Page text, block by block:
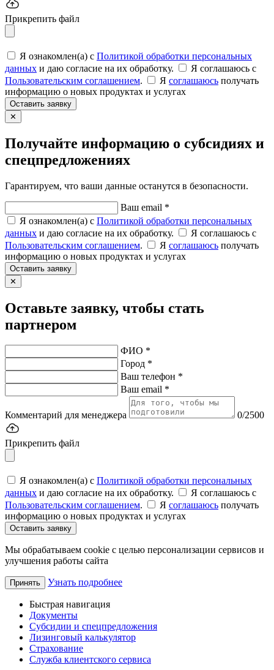
Прикрепить файл
Я ознакомлен(а) с Политикой обработки персональных
данных и даю согласие на их обработку.
Я соглашаюсь c
Пользовательским соглашением. Я соглашаюсь получать
информацию о новых продуктах и услугах
Оставить заявку
✕
Получайте информацию о субсидиях и
спецпредложениях
Гарантируем, что ваши данные останутся в безопасности.
Ваш email *
Я ознакомлен(а) с Политикой обработки персональных
данных и даю согласие на их обработку.
Я соглашаюсь c
Пользовательским соглашением. Я соглашаюсь получать
информацию о новых продуктах и услугах
Оставить заявку
✕
Оставьте заявку, чтобы стать
партнером
ФИО *
Город *
Ваш телефон *
Ваш email *
Комментарий для менеджера 0/2500
Прикрепить файл
Я ознакомлен(а) с Политикой обработки персональных
данных и даю согласие на их обработку.
Я соглашаюсь c
Пользовательским соглашением. Я соглашаюсь получать
информацию о новых продуктах и услугах
Оставить заявку
Мы обрабатываем cookie с целью персонализации сервисов и
улучшения работы сайта
Принять Узнать подробнее
Быстрая навигация
Документы
Субсидии и спецпредложения
Лизинговый калькулятор
Страхование
Служба клиентского сервиса